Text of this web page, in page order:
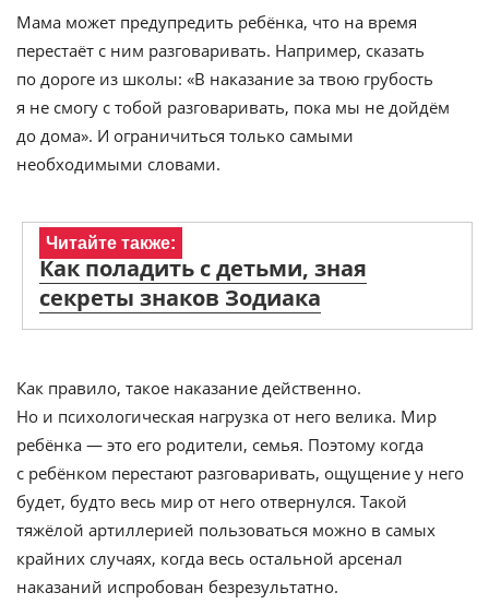
Мама может предупредить ребёнка, что на время
перестаёт с ним разговаривать. Например, сказать
по дороге из школы: «В наказание за твою грубость
я не смогу с тобой разговаривать, пока мы не дойдём
до дома». И ограничиться только самыми
необходимыми словами.
Читайте также:
Как поладить с детьми, зная
секреты знаков Зодиака
Как правило, такое наказание действенно.
Но и психологическая нагрузка от него велика. Мир
ребёнка — это его родители, семья. Поэтому когда
с ребёнком перестают разговаривать, ощущение у него
будет, будто весь мир от него отвернулся. Такой
тяжёлой артиллерией пользоваться можно в самых
крайних случаях, когда весь остальной арсенал
наказаний испробован безрезультатно.